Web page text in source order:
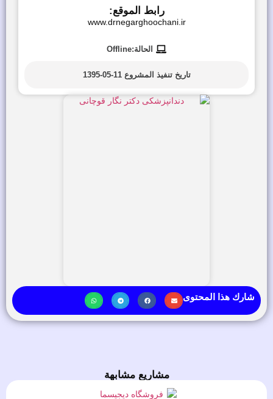
رابط الموقع:
www.drnegarghoochani.ir
الحالة:Offline
تاريخ تنفيذ المشروع 11-05-1395
شارك هذا المحتوى
مشاريع مشابهة